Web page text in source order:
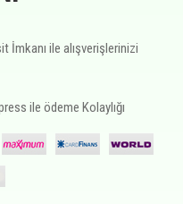
İmkanı ile alışverişlerinizi
ile ödeme Kolaylığı